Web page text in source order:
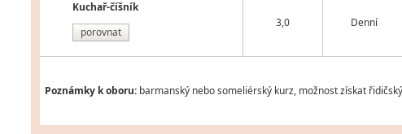
Kuchař-číšník
porovnat
3,0 Denní
Poznámky k oboru: barmanský nebo someliérský kurz, možnost získat